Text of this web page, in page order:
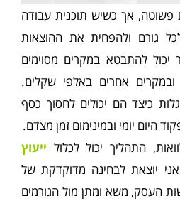
פשוטה, אך כשיש תוכנית עבודה
גורם ולהפחית את ההוצאות
להתבטא במקרים מסוימים
אחרים באלפי שקלים.
כיצד הם יכולים לחסוך כסף
היום יומי ובמינימום זמן מצדם.
התהליך יכול לכלול ייעוץ
אני יוצאת לבחינה מדוקדקת של
העסק, משא ומתן מול הגורמים